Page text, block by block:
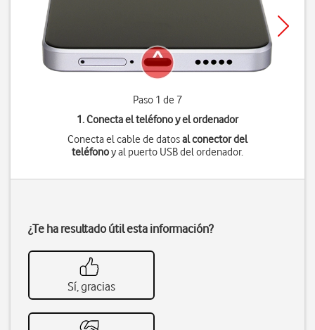
Paso 1 de 7
1. Conecta el teléfono y el ordenador
Conecta el cable de datosal conector del
teléfonoy al puerto USB del ordenador.
¿Te ha resultado útil esta información?
Sí, gracias